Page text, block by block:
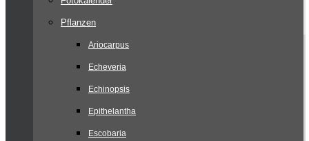
Pflanzen
Ariocarpus
Echeveria
Echinopsis
Epithelantha
Escobaria